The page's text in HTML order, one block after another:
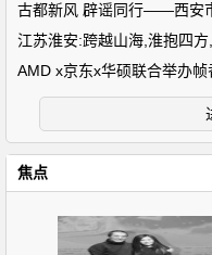
古都新风 辟谣同行——西安
江苏淮安:跨越山海,淮抱四
AMD x京东x华硕联合举办
焦点